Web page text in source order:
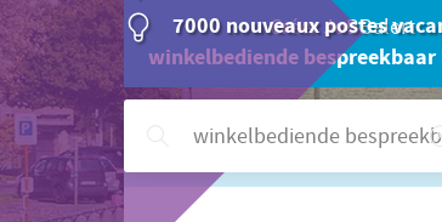
7000 nouveaux postes
Créer JoBBalert
winkelbediende